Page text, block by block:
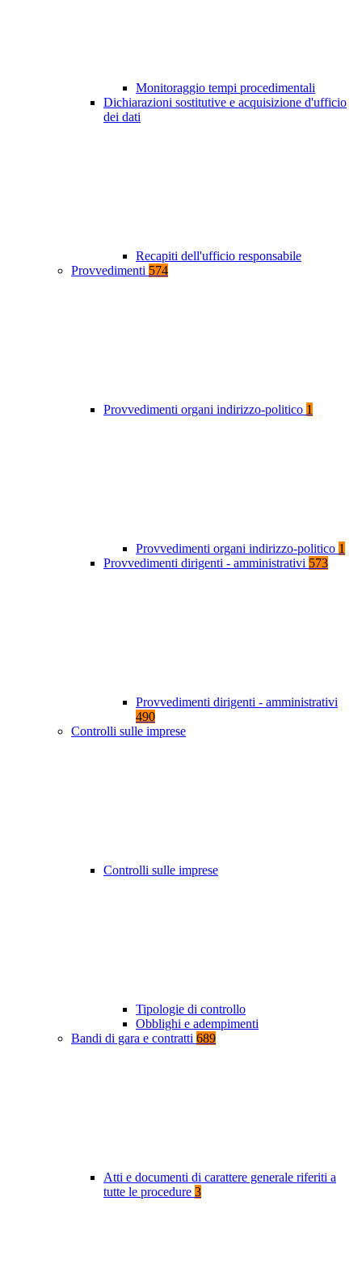
Monitoraggio tempi procedimentali
Dichiarazioni sostitutive e acquisizione d'ufficio
dei dati
Recapiti dell'ufficio responsabile
Provvedimenti 574
Provvedimenti organi indirizzo-politico 1
Provvedimenti organi indirizzo-politico 1
Provvedimenti dirigenti - amministrativi 573
Provvedimenti dirigenti - amministrativi
490
Controlli sulle imprese
Controlli sulle imprese
Tipologie di controllo
Obblighi e adempimenti
Bandi di gara e contratti 689
Atti e documenti di carattere generale riferiti a
tutte le procedure 3